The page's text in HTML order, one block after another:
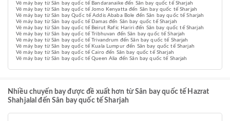
Vé máy bay từ Sân bay quốc tế Bandaranaike đến Sân bay quốc tế Sharjah
Vé máy bay từ Sân bay quốc tế Jomo Kenyatta đến Sân bay quốc tế Sharjah
Vé máy bay từ Sân bay Quốc tế Addis Ababa Bole đến Sân bay quốc tế Sharjah
Vé máy bay từ Sân bay quốc tế Damas đến Sân bay quốc tế Sharjah
Vé máy bay từ Sân bay quốc tế Beirut Rafic Hariri đến Sân bay quốc tế Sharjah
Vé máy bay từ Sân bay quốc tế Tribhuvan đến Sân bay quốc tế Sharjah
Vé máy bay từ Sân bay quốc tế Trivandrum đến Sân bay quốc tế Sharjah
Vé máy bay từ Sân bay quốc tế Kuala Lumpur đến Sân bay quốc tế Sharjah
Vé máy bay từ Sân bay quốc tế Cairo đến Sân bay quốc tế Sharjah
Vé máy bay từ Sân bay quốc tế Queen Alia đến Sân bay quốc tế Sharjah
Nhiều chuyến bay được đề xuất hơn từ Sân bay quốc tế Hazrat
Shahjalal đến Sân bay quốc tế Sharjah